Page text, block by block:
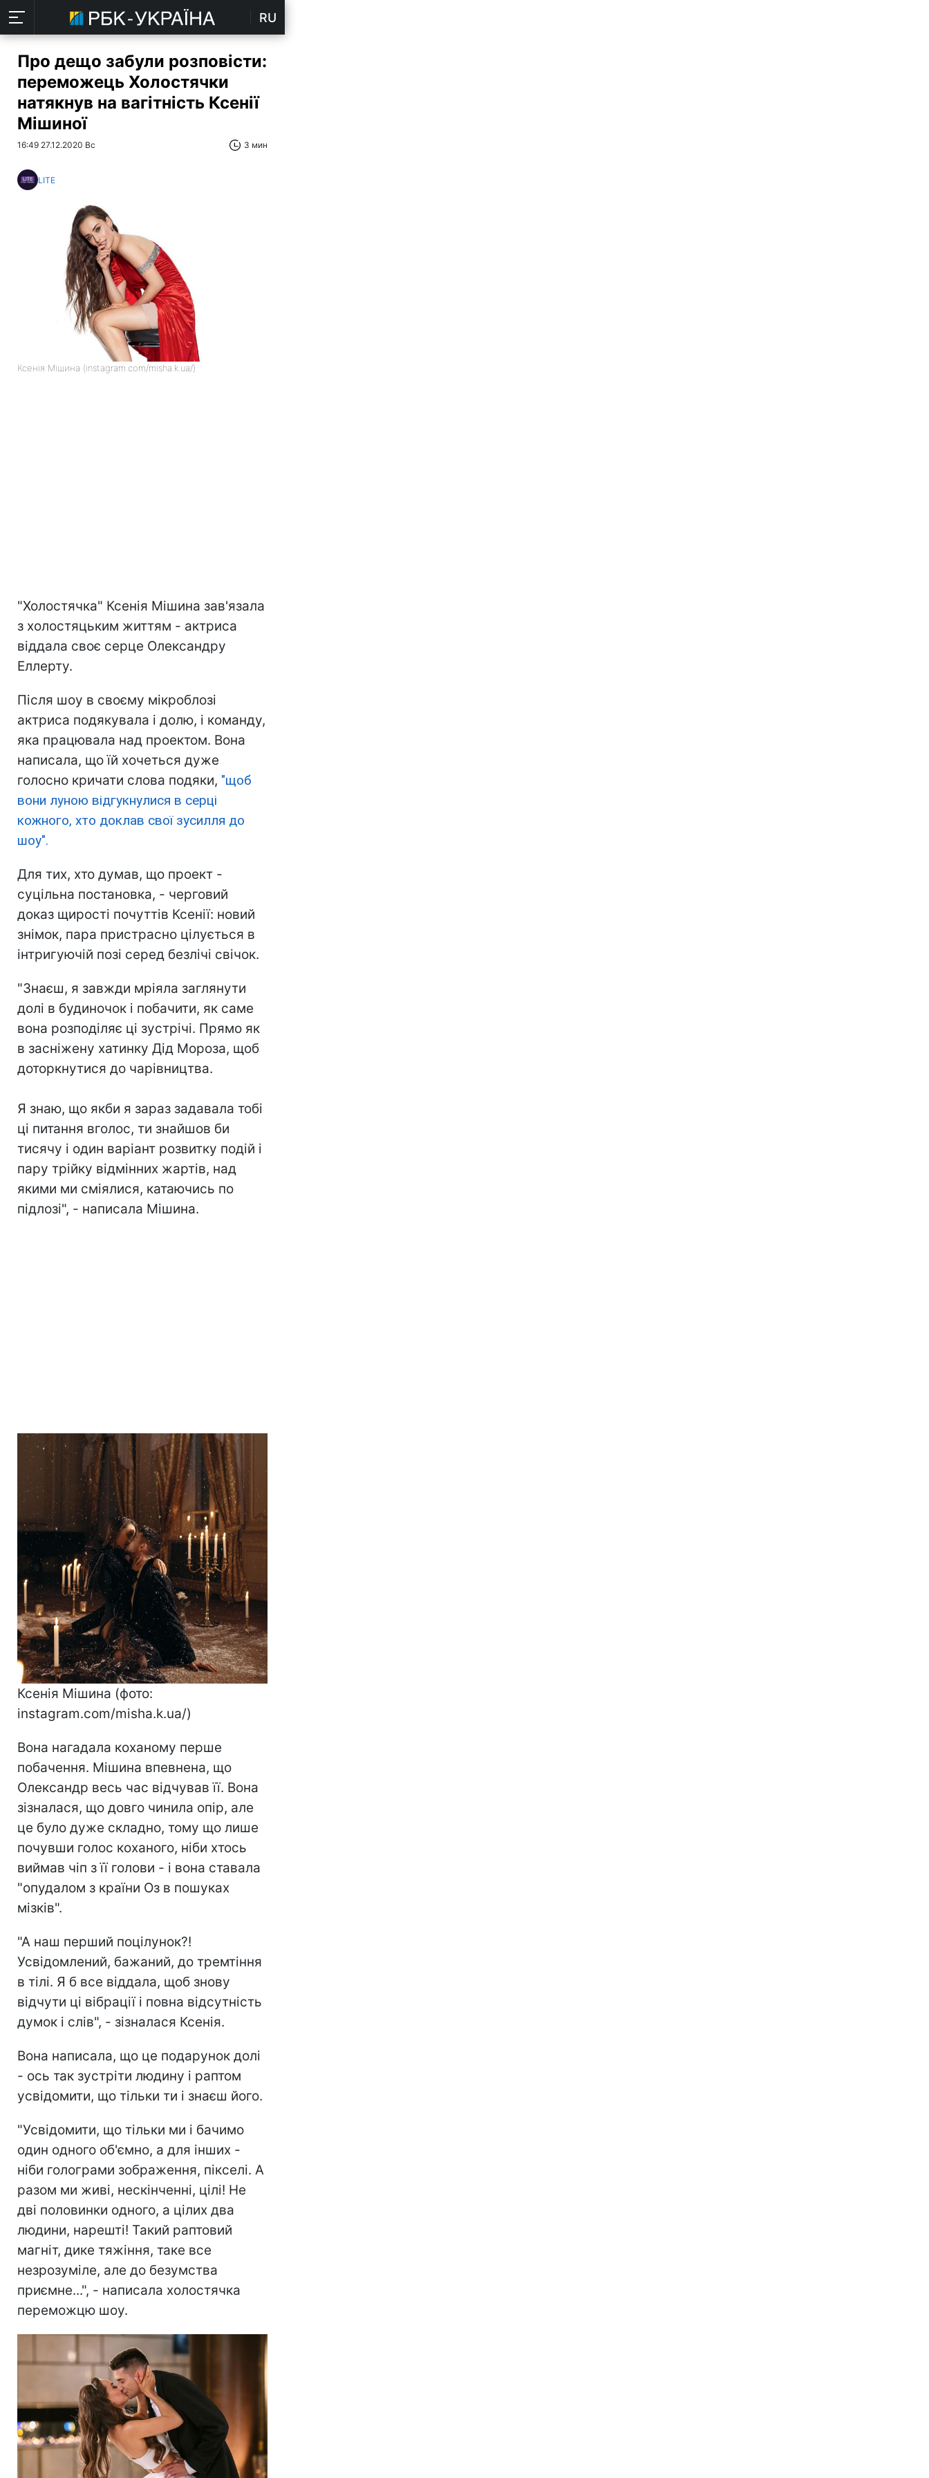
RU
Про дещо забули розповісти:
переможець Холостячки
натякнув на вагітність Ксенії
Мішиної
16:49 27.12.2020 Вс 3 мин
LITE
Ксенія Мішина (instagram.com/misha.k.ua/)
"Холостячка" Ксенія Мішина зав'язала
з холостяцьким життям - актриса
віддала своє серце Олександру
Еллерту.
Після шоу в своєму мікроблозі
актриса подякувала і долю, і команду,
яка працювала над проектом. Вона
написала, що їй хочеться дуже
голосно кричати слова подяки, "щоб
вони луною відгукнулися в серці
кожного, хто доклав свої зусилля до
шоу".
Для тих, хто думав, що проект -
суцільна постановка, - черговий
доказ щирості почуттів Ксенії: новий
знімок, пара пристрасно цілується в
інтригуючій позі серед безлічі свічок.
"Знаєш, я завжди мріяла заглянути
долі в будиночок і побачити, як саме
вона розподіляє ці зустрічі. Прямо як
в засніжену хатинку Дід Мороза, щоб
доторкнутися до чарівництва.
Я знаю, що якби я зараз задавала тобі
ці питання вголос, ти знайшов би
тисячу і один варіант розвитку подій і
пару трійку відмінних жартів, над
якими ми сміялися, катаючись по
підлозі", - написала Мішина.
Ксенія Мішина (фото:
instagram.com/misha.k.ua/)
Вона нагадала коханому перше
побачення. Мішина впевнена, що
Олександр весь час відчував її. Вона
зізналася, що довго чинила опір, але
це було дуже складно, тому що лише
почувши голос коханого, ніби хтось
виймав чіп з її голови - і вона ставала
"опудалом з країни Оз в пошуках
мізків".
"А наш перший поцілунок?!
Усвідомлений, бажаний, до тремтіння
в тілі. Я б все віддала, щоб знову
відчути ці вібрації і повна відсутність
думок і слів", - зізналася Ксенія.
Вона написала, що це подарунок долі
- ось так зустріти людину і раптом
усвідомити, що тільки ти і знаєш його.
"Усвідомити, що тільки ми і бачимо
один одного об'ємно, а для інших -
ніби голограми зображення, пікселі. А
разом ми живі, нескінченні, цілі! Не
дві половинки одного, а цілих два
людини, нарешті! Такий раптовий
магніт, дике тяжіння, таке все
незрозуміле, але до безумства
приємне...", - написала холостячка
переможцю шоу.